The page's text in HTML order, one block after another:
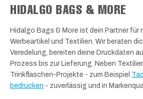
HIDALGO BAGS & MORE
Hidalgo Bags & More ist dein Partner
Werbeartikel und Textilien. Wir beraten
Veredelung, bereiten deine Druckdaten
Prozess bis zur Lieferung. Neben
Trinkflaschen-Projekte - zum Beispiel
bedrucken - zuverlässig und in